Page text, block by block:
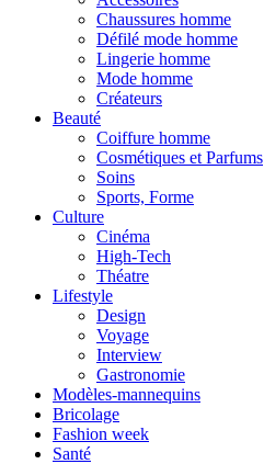
Chaussures homme
Défilé mode homme
Lingerie homme
Mode homme
Créateurs
Beauté
Coiffure homme
Cosmétiques et Parfums
Soins
Sports, Forme
Culture
Cinéma
High-Tech
Théatre
Lifestyle
Design
Voyage
Interview
Gastronomie
Modèles-mannequins
Bricolage
Fashion week
Santé